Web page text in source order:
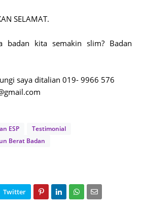
SELAMAT.
badan kita semakin slim? Badan
saya ditalian 019- 9966 576
ESP
Testimonial
Berat Badan